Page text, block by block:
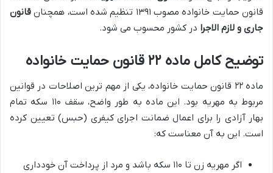
قانون حمایت خانواده مصوب ۱۳۹۱ تنظیم شده است، همچنان
قانون
جاری و لازم الاجرا در کشور محسوب می شود.
توضیح کامل ماده ۲۲ قانون حمایت خانواده
ماده ۲۲ قانون حمایت خانواده، یکی از مهم ترین اصلاحات در قوانین
مربوط به مهریه بود. این ماده به طور واضح، سقف ۱۱۰ سکه تمام
بهار آزادی را برای اعمال ضمانت اجرای کیفری (حبس) تعیین کرده
است. این به آن معناست که:
اگر مهریه زن تا ۱۱۰ سکه باشد و مرد از پرداخت آن خودداری